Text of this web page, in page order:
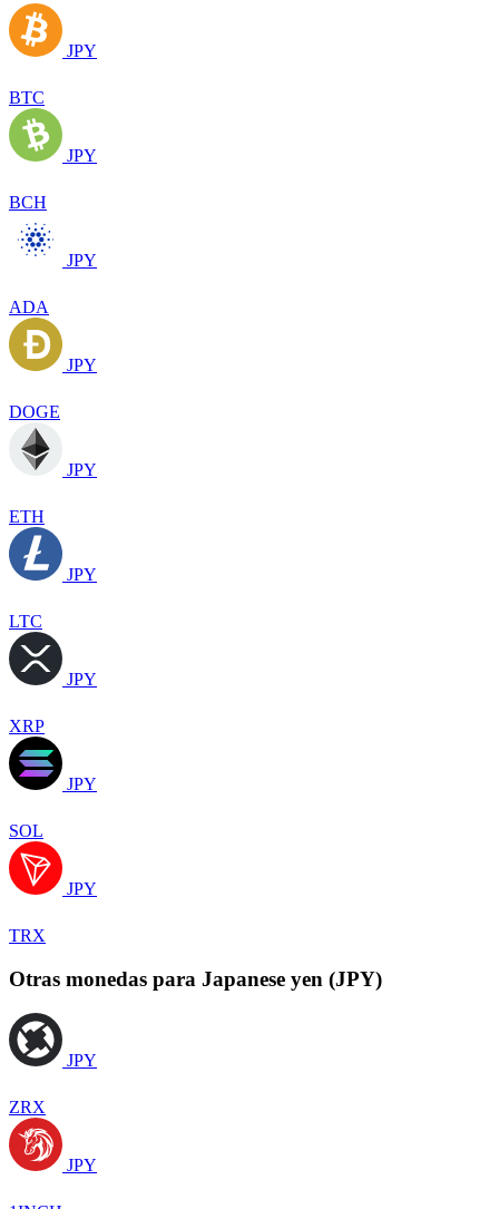
JPY
BTC
JPY
BCH
JPY
ADA
JPY
DOGE
JPY
ETH
JPY
LTC
JPY
XRP
JPY
SOL
JPY
TRX
Otras monedas para Japanese yen (JPY)
JPY
ZRX
JPY